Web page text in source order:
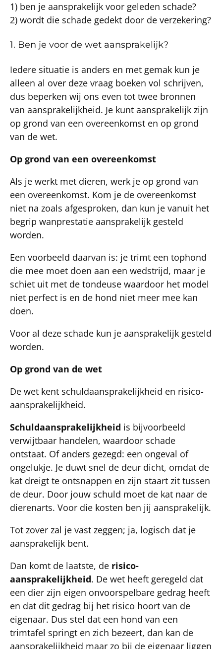
1) ben je aansprakelijk voor geleden schade?
2) wordt die schade gedekt door de verzekering?
1. Ben je voor de wet aansprakelijk?
Iedere situatie is anders en met gemak kun je
alleen al over deze vraag boeken vol schrijven,
dus beperken wij ons even tot twee bronnen
van aansprakelijkheid. Je kunt aansprakelijk zijn
op grond van een overeenkomst en op grond
van de wet.
Op grond van een overeenkomst
Als je werkt met dieren, werk je op grond van
een overeenkomst. Kom je de overeenkomst
niet na zoals afgesproken, dan kun je vanuit het
begrip wanprestatie aansprakelijk gesteld
worden.
Een voorbeeld daarvan is: je trimt een tophond
die mee moet doen aan een wedstrijd, maar je
schiet uit met de tondeuse waardoor het model
niet perfect is en de hond niet meer mee kan
doen.
Voor al deze schade kun je aansprakelijk gesteld
worden.
Op grond van de wet
De wet kent schuldaansprakelijkheid en risico-
aansprakelijkheid.
Schuldaansprakelijkheid is bijvoorbeeld
verwijtbaar handelen, waardoor schade
ontstaat. Of anders gezegd: een ongeval of
ongelukje. Je duwt snel de deur dicht, omdat de
kat dreigt te ontsnappen en zijn staart zit tussen
de deur. Door jouw schuld moet de kat naar de
dierenarts. Voor die kosten ben jij aansprakelijk.
Tot zover zal je vast zeggen; ja, logisch dat je
aansprakelijk bent.
Dan komt de laatste, de risico-
aansprakelijkheid. De wet heeft geregeld dat
een dier zijn eigen onvoorspelbare gedrag heeft
en dat dit gedrag bij het risico hoort van de
eigenaar. Dus stel dat een hond van een
trimtafel springt en zich bezeert, dan kan de
aansprakelijkheid maar zo bij de eigenaar liggen